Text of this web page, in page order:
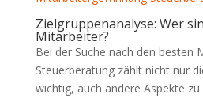
Zielgruppenanalyse: Wer
Mitarbeiter?
Bei der Suche nach den besten
Steuerberatung zählt nicht nur
wichtig, auch andere Aspekte